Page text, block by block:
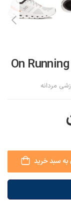
On
مردانه
به سبد خرید